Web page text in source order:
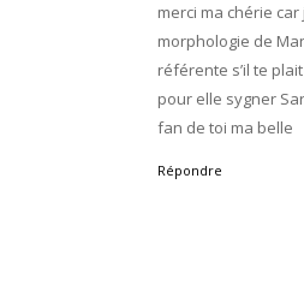
merci ma chérie
morphologie de
référente s’il te
pour elle sygner
fan de toi ma belle
Répondre